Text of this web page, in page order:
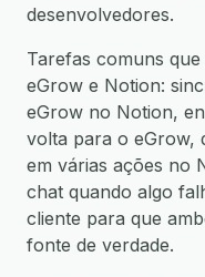
desenvolvedores.
Tarefas comuns
eGrow e Notion:
eGrow no Notion,
volta para o eGrow,
em várias ações no
chat quando algo
cliente para que
fonte de verdade.